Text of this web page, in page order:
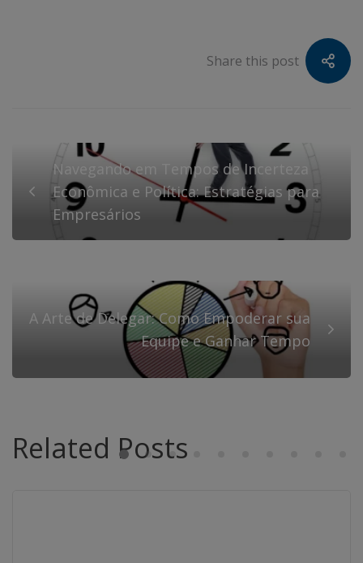
Share this post
Navegando em Tempos de Incerteza
Econômica e Política: Estratégias para
Empresários
A Arte de Delegar: Como Empoderar sua
Equipe e Ganhar Tempo
Related Posts